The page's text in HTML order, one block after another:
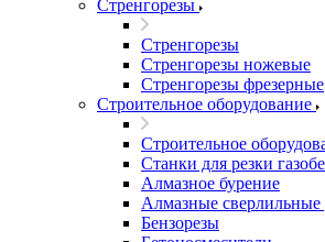
Стренгорезы
Стренгорезы
Стренгорезы ножевые
Стренгорезы фрезерные
Строительное оборудование
Строительное
Станки для резки
Алмазное бурение
Алмазные сверлильные
Бензорезы